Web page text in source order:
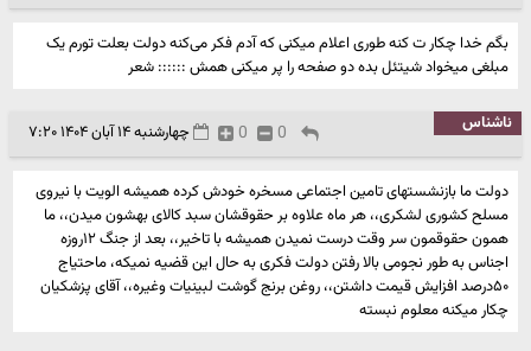
بگم خدا چکار ت کنه طوری اعلام میکنی که آدم فکر می‌کنه دولت بعلت تورم یک
مبلغی میخواد شیتئل بده دو صفحه را پر میکنی همش :::::: شعر
ناشناس چهارشنبه ۱۴ آبان ۱۴۰۴ ۷:۲۰ 0
0
دولت ما بازنشستهای تامین اجتماعی مسخره خودش کرده همیشه الویت با نیروی
مسلح کشوری لشکری،، هر ماه علاوه بر حقوقشان سبد کالای بهشون میدن،، ما
همون حقوقمون سر وقت درست نمیدن همیشه با تاخیر،، بعد از جنگ ۱۲روزه
اجناس به طور نجومی بالا رفتن دولت فکری به حال این قضیه نمیکه، ماحتیاج
۵۰درصد افزایش قیمت داشتن،، روغن برنج گوشت لبینیات وغیره،، آقای پزشکیان
چکار میکنه معلوم نبسته